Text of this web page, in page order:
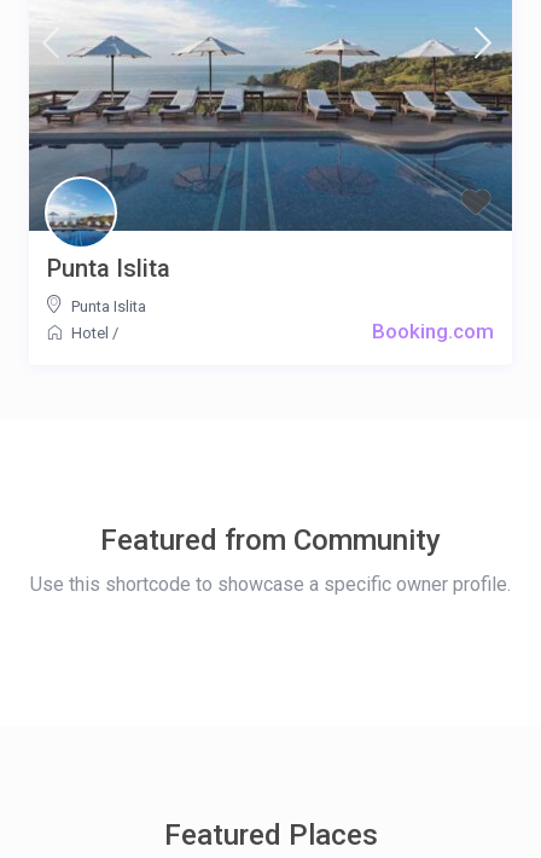
Booking.com
Punta Islita
Punta Islita
Hotel /
Featured from Community
Use this shortcode to showcase a specific owner profile.
Featured Places